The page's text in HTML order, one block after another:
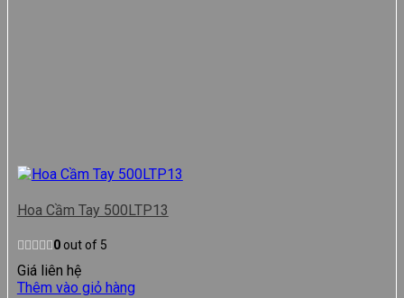
Hoa Cầm Tay 500LTP13
0out of 5
Giá liên hệ
Thêm vào giỏ hàng